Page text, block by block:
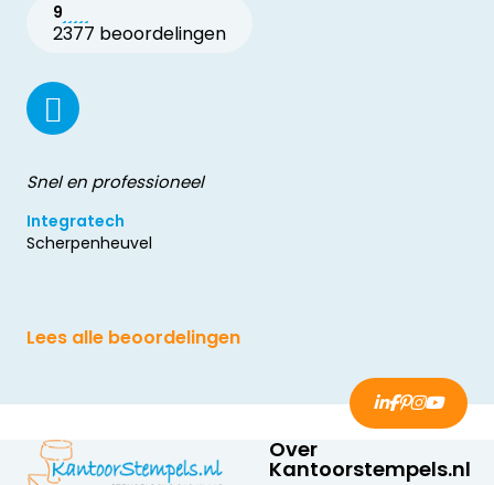
9
2377 beoordelingen
Snel en professioneel
Integratech
Scherpenheuvel
Lees alle beoordelingen
Over
Kantoorstempels.nl